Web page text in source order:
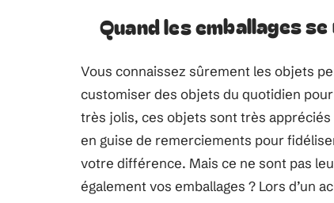
Quand les emballages
Vous connaissez sûrement les objets
customiser des objets du quotidien
très jolis, ces objets sont très
en guise de remerciements pour
votre différence. Mais ce ne sont pas
également vos emballages ? Lors d’un